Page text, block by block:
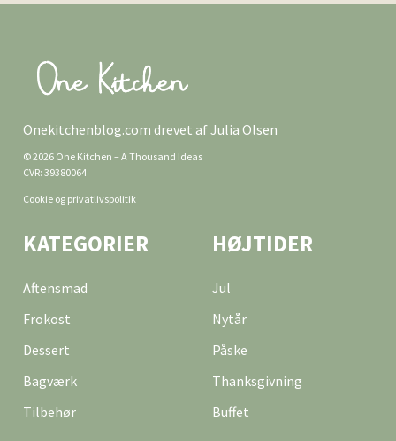
Onekitchenblog.com drevet af Julia Olsen
© 2026 One Kitchen – A Thousand Ideas
CVR: 39380064
Cookie og privatlivspolitik
KATEGORIER
Aftensmad
Frokost
Dessert
Bagværk
Tilbehør
HØJTIDER
Jul
Nytår
Påske
Thanksgivning
Buffet